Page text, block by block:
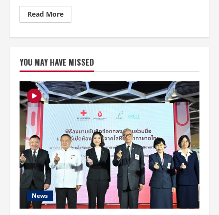
Read MoreRead
more
ยมัต
จะ
เลิฟ
เวอร์
ดึง
‘เอส-
ศุภ’
‘เชฟ
เค
อร์’
รังสรรค์
เมนู
พิเศษ
เสิร์ฟ
ความ
อร่อย
สไตล์
ญี่ปุ่น
YOU MAY HAVE MISSED
News